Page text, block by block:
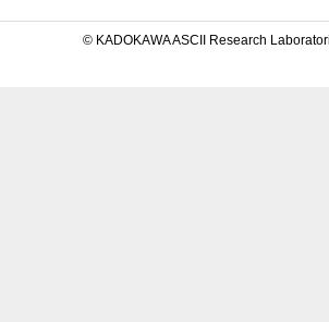
© KADOKAWA ASCII Research